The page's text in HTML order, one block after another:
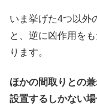
いま挙げた4つ以外
と、逆に凶作用を
ります。
ほかの間取りとの
設置するしかない